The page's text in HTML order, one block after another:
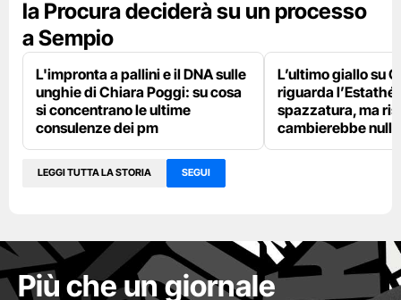
la Procura deciderà su un processo
a Sempio
L'impronta a pallini e il DNA sulle
unghie di Chiara Poggi: su cosa
si concentrano le ultime
consulenze dei pm
L’ultimo giallo su
riguarda
spazzatura, ma
cambierebbe nulla
LEGGI TUTTA LA STORIA SEGUI
Più che un giornale